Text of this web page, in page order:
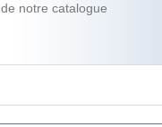
notre catalogue